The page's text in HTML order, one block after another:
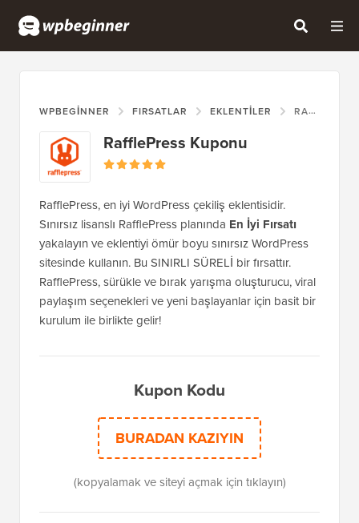
WPBEGINNER FIRSATLAR EKLENTILER RAFFLEPRESS KUPONU
RafflePress Kuponu
RafflePress, en iyi WordPress çekiliş eklentisidir.
Sınırsız lisanslı RafflePress planında En İyi Fırsatı
yakalayın ve eklentiyi ömür boyu sınırsız WordPress
sitesinde kullanın. Bu SINIRLI SÜRELİ bir fırsattır.
RafflePress, sürükle ve bırak yarışma oluşturucu, viral
paylaşım seçenekleri ve yeni başlayanlar için basit bir
kurulum ile birlikte gelir!
Kupon Kodu
BURADAN KAZIYIN
(kopyalamak ve siteyi açmak için tıklayın)